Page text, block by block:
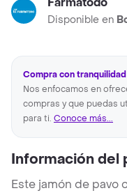
Disponible en
Compra con
Nos enfocamos en
compras y que puedas
para ti. Conoce más...
Información del
Este jamón de pavo